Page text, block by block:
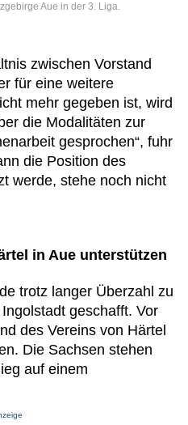
Aue in der 3. Liga.
zwischen Vorstand
für eine weitere
mehr gegeben ist, wird
die Modalitäten zur
gesprochen“, fuhr
die Position des
werde, stehe noch nicht
in Aue unterstützen
trotz langer Überzahl zu
geschafft. Vor
des Vereins von Härtel
Die Sachsen stehen
auf einem